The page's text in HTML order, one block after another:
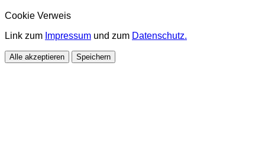
Cookie Verweis
Link zum Impressum und zum Datenschutz.
Alle akzeptieren Speichern